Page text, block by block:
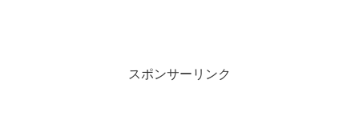
スポンサーリンク